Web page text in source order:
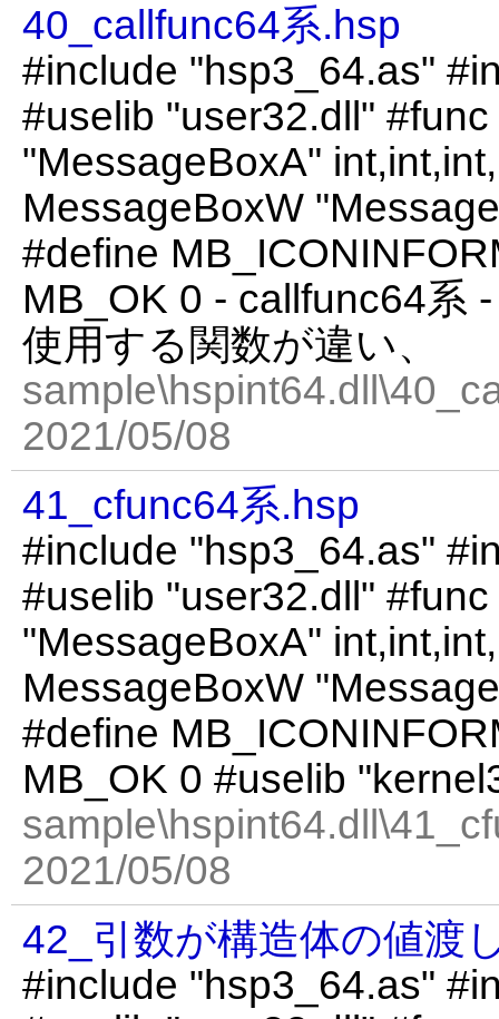
40_callfunc64系.hsp
#include "hsp3_64.as"
#uselib "user32.dll"
"MessageBoxA"
MessageBoxW
#define
MB_OK 0 - callfunc64系
使用する関数が違い、
2021/05/08
41_cfunc64系.hsp
#include "hsp3_64.as"
#uselib "user32.dll"
"MessageBoxA"
MessageBoxW
#define
MB_OK 0 #uselib
2021/05/08
42_引数が構造体の値渡
#include "hsp3_64.as"